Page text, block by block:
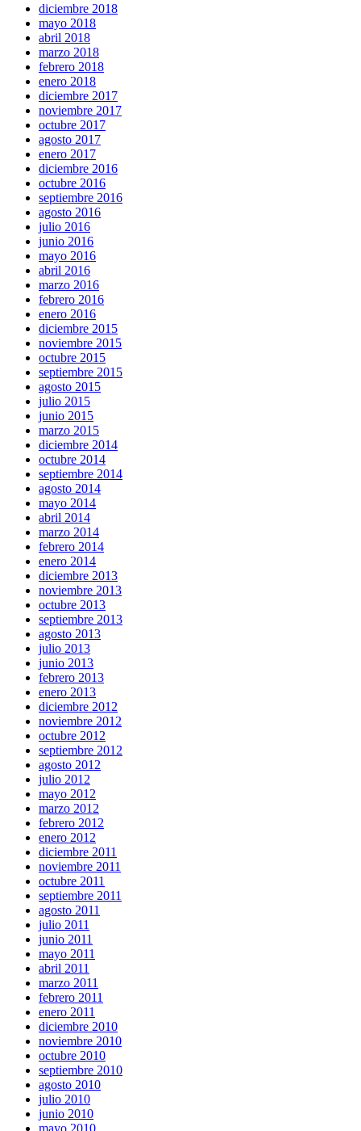
diciembre 2018
mayo 2018
abril 2018
marzo 2018
febrero 2018
enero 2018
diciembre 2017
noviembre 2017
octubre 2017
agosto 2017
enero 2017
diciembre 2016
octubre 2016
septiembre 2016
agosto 2016
julio 2016
junio 2016
mayo 2016
abril 2016
marzo 2016
febrero 2016
enero 2016
diciembre 2015
noviembre 2015
octubre 2015
septiembre 2015
agosto 2015
julio 2015
junio 2015
marzo 2015
diciembre 2014
octubre 2014
septiembre 2014
agosto 2014
mayo 2014
abril 2014
marzo 2014
febrero 2014
enero 2014
diciembre 2013
noviembre 2013
octubre 2013
septiembre 2013
agosto 2013
julio 2013
junio 2013
febrero 2013
enero 2013
diciembre 2012
noviembre 2012
octubre 2012
septiembre 2012
agosto 2012
julio 2012
mayo 2012
marzo 2012
febrero 2012
enero 2012
diciembre 2011
noviembre 2011
octubre 2011
septiembre 2011
agosto 2011
julio 2011
junio 2011
mayo 2011
abril 2011
marzo 2011
febrero 2011
enero 2011
diciembre 2010
noviembre 2010
octubre 2010
septiembre 2010
agosto 2010
julio 2010
junio 2010
mayo 2010